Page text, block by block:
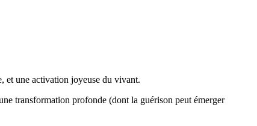
et une activation joyeuse du vivant.
transformation profonde (dont la guérison peut émerger